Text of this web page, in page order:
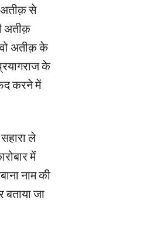
अतीक़ से
अतीक़
अतीक़ के
के
करने में
ले
में
नाम की
जा